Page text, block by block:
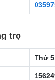
trọ
Thứ